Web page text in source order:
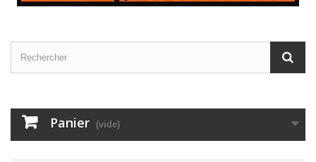
Panier (vide)